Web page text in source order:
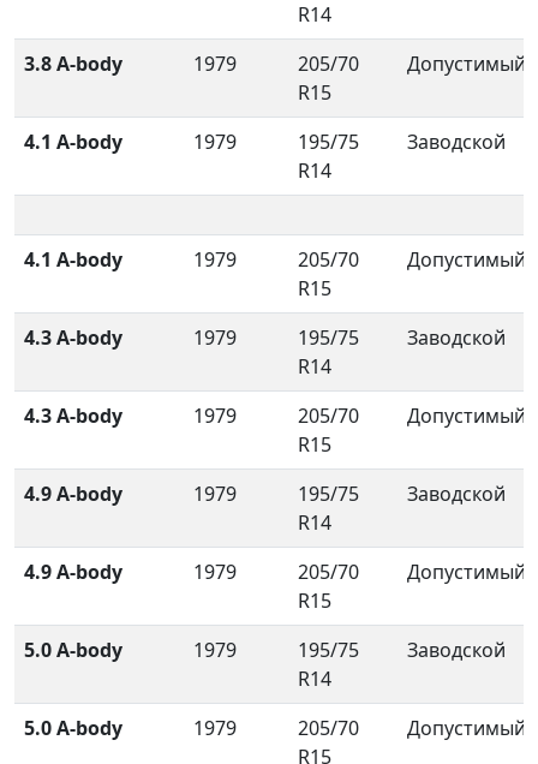
R14
3.8 A-body 1979
205/70
R15
Допустимый
4.1 A-body 1979
195/75
R14
Заводской
4.1 A-body 1979
205/70
R15
Допустимый
4.3 A-body 1979
195/75
R14
Заводской
4.3 A-body 1979
205/70
R15
Допустимый
4.9 A-body 1979
195/75
R14
Заводской
4.9 A-body 1979
205/70
R15
Допустимый
5.0 A-body 1979
195/75
R14
Заводской
5.0 A-body 1979
205/70
R15
Допустимый